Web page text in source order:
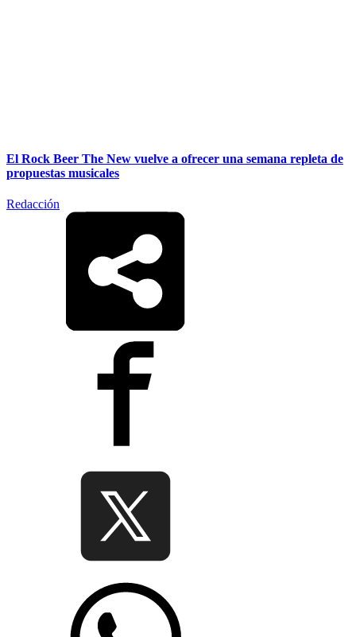
El Rock Beer The New vuelve a ofrecer una semana repleta de
propuestas musicales
Redacción